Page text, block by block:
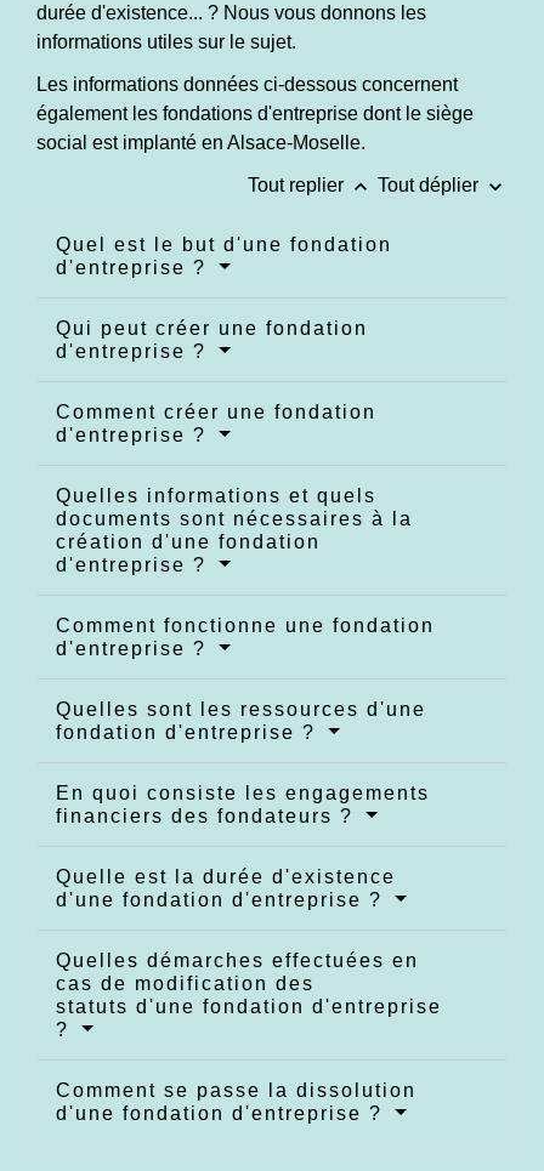
durée d'existence... ? Nous vous donnons les
informations utiles sur le sujet.
Les informations données ci-dessous concernent
également les fondations d'entreprise dont le siège
social est implanté en Alsace-Moselle.
Tout replier keyboard_arrow_up Tout déplier keyboard_arrow_down
Quel est le but d'une fondation
d'entreprise ?
Qui peut créer une fondation
d'entreprise ?
Comment créer une fondation
d'entreprise ?
Quelles informations et quels
documents sont nécessaires à la
création d'une fondation
d'entreprise ?
Comment fonctionne une fondation
d'entreprise ?
Quelles sont les ressources d'une
fondation d'entreprise ?
En quoi consiste les engagements
financiers des fondateurs ?
Quelle est la durée d'existence
d'une fondation d'entreprise ?
Quelles démarches effectuées en
cas de modification des
statuts d'une fondation d'entreprise
?
Comment se passe la dissolution
d'une fondation d'entreprise ?